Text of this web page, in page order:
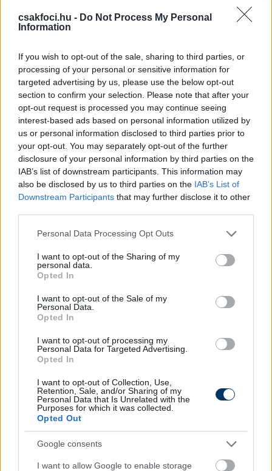
csakfoci.hu - Do Not Process My Personal
Information
If you wish to opt-out of the sale, sharing to third parties, or
processing of your personal or sensitive information for
targeted advertising by us, please use the below opt-out
section to confirm your selection. Please note that after your
opt-out request is processed you may continue seeing
interest-based ads based on personal information utilized by
us or personal information disclosed to third parties prior to
your opt-out. You may separately opt-out of the further
disclosure of your personal information by third parties on the
IAB’s list of downstream participants. This information may
also be disclosed by us to third parties on the IAB’s List of
Downstream Participants that may further disclose it to other
Please note that this website/app uses one or more Google
not limited to your visit or usage behaviour. You may click to
grant or deny consent to Google and its third-party tags to
use your data for below specified purposes in below Google
consent section.
Personal Data Processing Opt Outs
I want to opt-out of the Sharing of my
personal data.
Opted In
I want to opt-out of the Sale of my
Personal Data.
Opted In
I want to opt-out of processing my
Personal Data for Targeted Advertising.
Opted In
I want to opt-out of Collection, Use,
Retention, Sale, and/or Sharing of my
Personal Data that Is Unrelated with the
Purposes for which it was collected.
Opted Out
Google consents
I want to allow Google to enable storage
úgy tudja ugyanis, hogy jó esély van a 19
évesKern Martin hazatérésére, és a fiatal játékos
A korosztályos válogatott középpályás Puskás-
nevelés, és egy évvel ezelőtt igazolt külföldre, a
Sturm Grazhoz, amelynek az osztrák
másodosztályban szereplő második csapatában,
valamint az Ifjúsági Bajnokok Ligájában pályára
lépő U19-es együttesében is játszhatott. A második
vonalban 26 bajnokin egy gólpasszig, az ifi-BL-ben
hat találkozón egy-egy gólig és asszisztig jutott.
Olvastad már?
A Lokinál és a Zeténél is felmerült a
korábbi Fradi-játékos megszerzése
Szánthó Regő iránt.
Elolvasom